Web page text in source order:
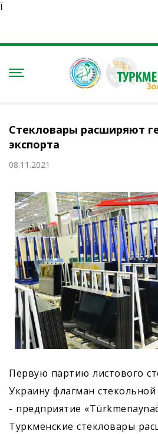
Ï
Стекловары расширяют
экспорта
08.11.2021
Первую партию листового
Украину флагман
- предприятие
Туркменские стекловары